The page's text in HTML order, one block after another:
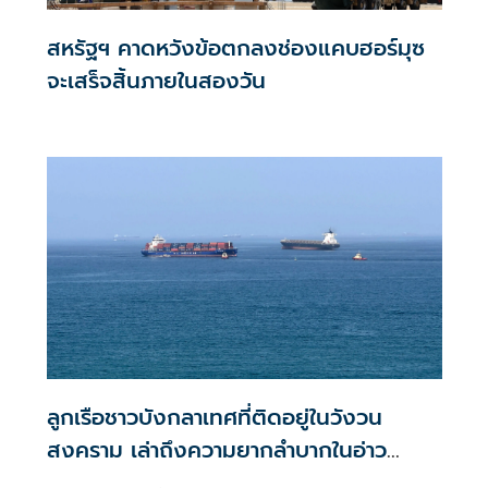
สหรัฐฯ คาดหวังข้อตกลงช่องแคบฮอร์มุซ
จะเสร็จสิ้นภายในสองวัน
ลูกเรือชาวบังกลาเทศที่ติดอยู่ในวังวน
สงคราม เล่าถึงความยากลำบากในอ่าว